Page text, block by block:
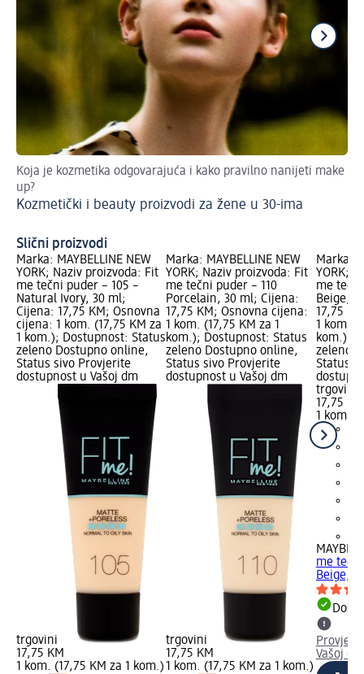
Koja je kozmetika odgovarajuća i kako pravilno nanijeti make
up?
Kozmetički i beauty proizvodi za žene u 30-ima
Slični proizvodi
Marka: MAYBELLINE NEW
YORK; Naziv proizvoda: Fit
me tečni puder – 105 –
Natural Ivory, 30 ml;
Cijena: 17,75 KM; Osnovna
cijena: 1 kom. (17,75 KM za
1 kom.); Dostupnost: Status
zeleno Dostupno online,
Status sivo Provjerite
dostupnost u Vašoj dm
trgovini
17,75 KM
1 kom. (17,75 KM za 1 kom.)
Marka: MAYBELLINE NEW
YORK; Naziv proizvoda: Fit
me tečni puder – 110
Porcelain, 30 ml; Cijena:
17,75 KM; Osnovna cijena:
1 kom. (17,75 KM za 1
kom.); Dostupnost: Status
zeleno Dostupno online,
Status sivo Provjerite
dostupnost u Vašoj dm
trgovini
17,75 KM
1 kom. (17,75 KM za 1 kom.)
Marka:
YORK;
me
Beige,
17,75
1 kom.
kom.);
zeleno
Status
trgovini
17,75 KM
1 kom.
me
Beige,
Vašoj